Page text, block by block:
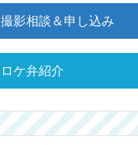
撮影相談＆申し込み
ロケ弁紹介